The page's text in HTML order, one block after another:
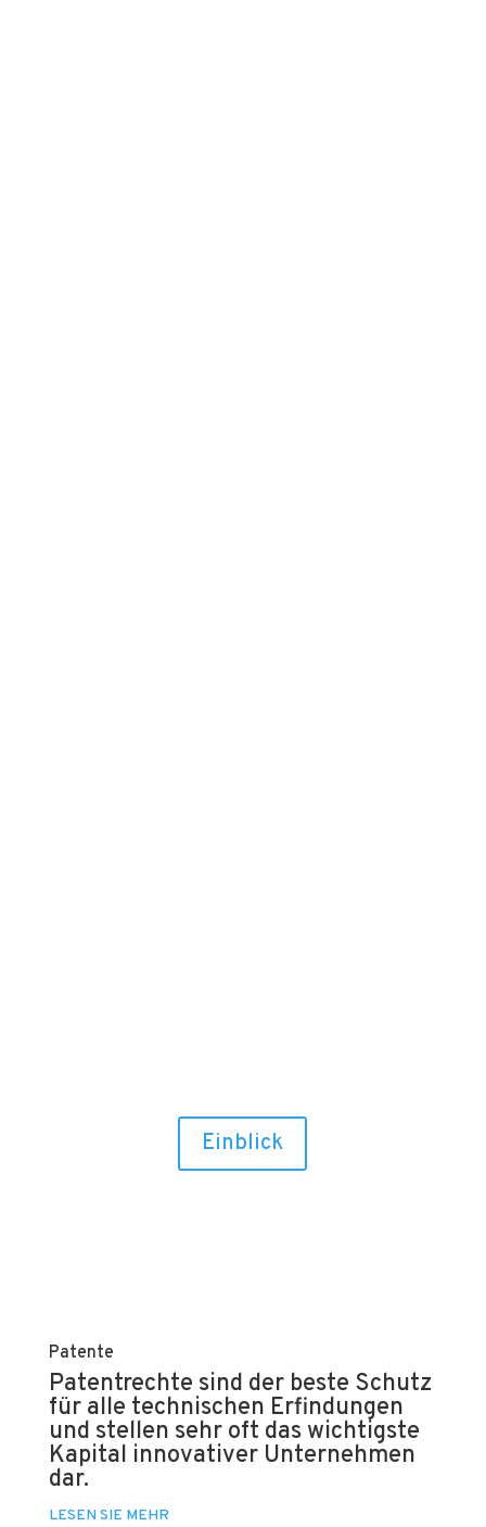
Einblick
Patente
Patentrechte sind der beste Schutz
für alle technischen Erfindungen
und stellen sehr oft das wichtigste
Kapital innovativer Unternehmen
dar.
LESEN SIE MEHR